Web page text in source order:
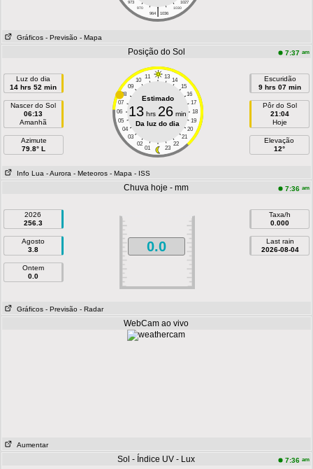
973
1027
970
1030
|
964 1036
Gráficos - Previsão - Mapa
Posição do Sol 7:37 am
Luz do dia
14 hrs 52 min
Nascer do Sol
06:13
Amanhã
Azimute
79.8° L
11 13
10
14
09
15
08
16
07
17
06
18
05
19
04
20
03
21
02
22
01 23
Estimado
13 hrs 26 min
Da luz do dia
Escuridão
9 hrs 07 min
Pôr do Sol
21:04
Hoje
Elevação
12°
Info Lua - Aurora - Meteoros - Mapa - ISS
Chuva hoje - mm 7:36 am
2026
256.3
Agosto
3.8
Ontem
0.0
0.0
Taxa/h
0.000
Last rain
2026-08-04
Gráficos - Previsão - Radar
WebCam ao vivo
Aumentar
Sol - Índice UV - Lux 7:36 am